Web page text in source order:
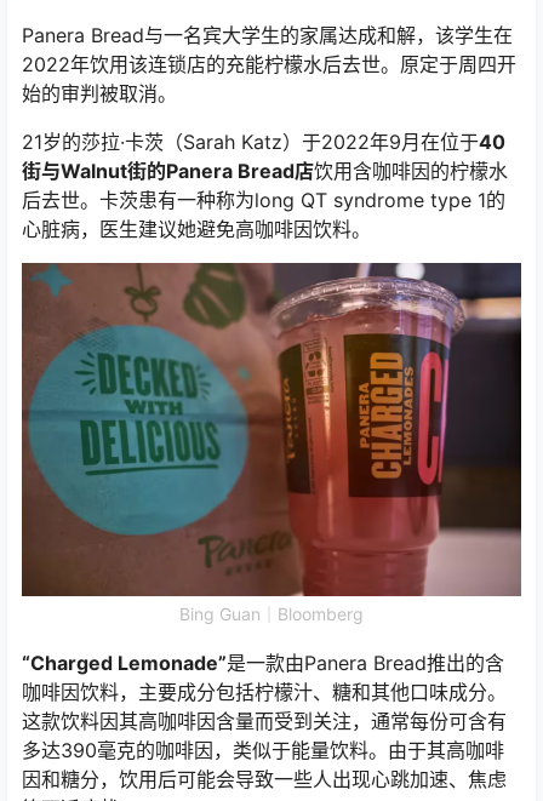
Panera Bread与一名宾大学生的家属达成和解，该学生在
2022年饮用该连锁店的充能柠檬水后去世。原定于周四开
始的审判被取消。
21岁的莎拉·卡茨（Sarah Katz）于2022年9月在位于40
街与Walnut街的Panera Bread店饮用含咖啡因的柠檬水
后去世。卡茨患有一种称为long QT syndrome type 1的
心脏病，医生建议她避免高咖啡因饮料。
Bing Guan｜Bloomberg
“Charged Lemonade”是一款由Panera Bread推出的含
咖啡因饮料，主要成分包括柠檬汁、糖和其他口味成分。
这款饮料因其高咖啡因含量而受到关注，通常每份可含有
多达390毫克的咖啡因，类似于能量饮料。由于其高咖啡
因和糖分，饮用后可能会导致一些人出现心跳加速、焦虑